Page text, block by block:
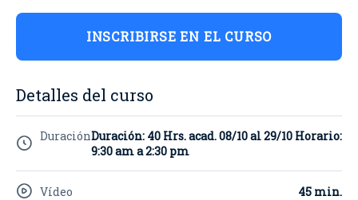
INSCRIBIRSE EN EL CURSO
Detalles del curso
DuraciónDuración: 40 Hrs. acad. 08/10 al 29/10 Horario:
9:30 am a 2:30 pm
Vídeo 45 min.